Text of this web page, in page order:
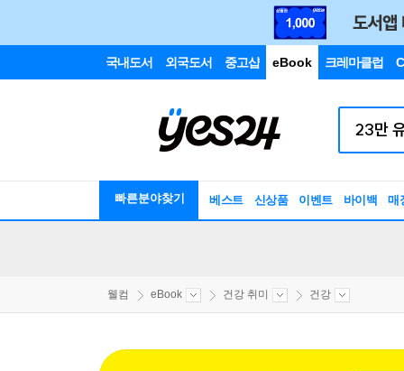
국내도서 외국도서 중고샵 eBook 크레마클럽
빠른분야찾기 베스트 신상품 이벤트 바이백 매
웰컴 eBook 건강 취미 건강